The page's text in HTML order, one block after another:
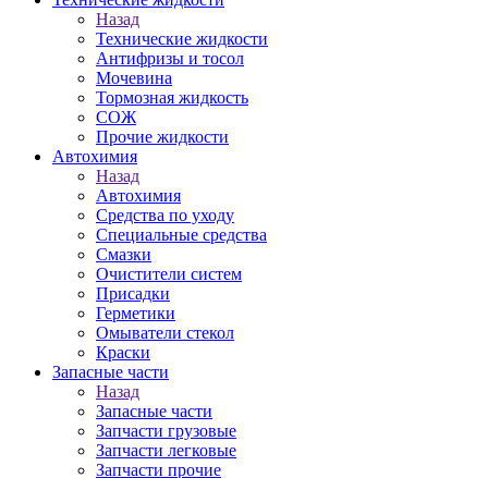
Назад
Технические жидкости
Антифризы и тосол
Мочевина
Тормозная жидкость
СОЖ
Прочие жидкости
Автохимия
Назад
Автохимия
Средства по уходу
Специальные средства
Смазки
Очистители систем
Присадки
Герметики
Омыватели стекол
Краски
Запасные части
Назад
Запасные части
Запчасти грузовые
Запчасти легковые
Запчасти прочие